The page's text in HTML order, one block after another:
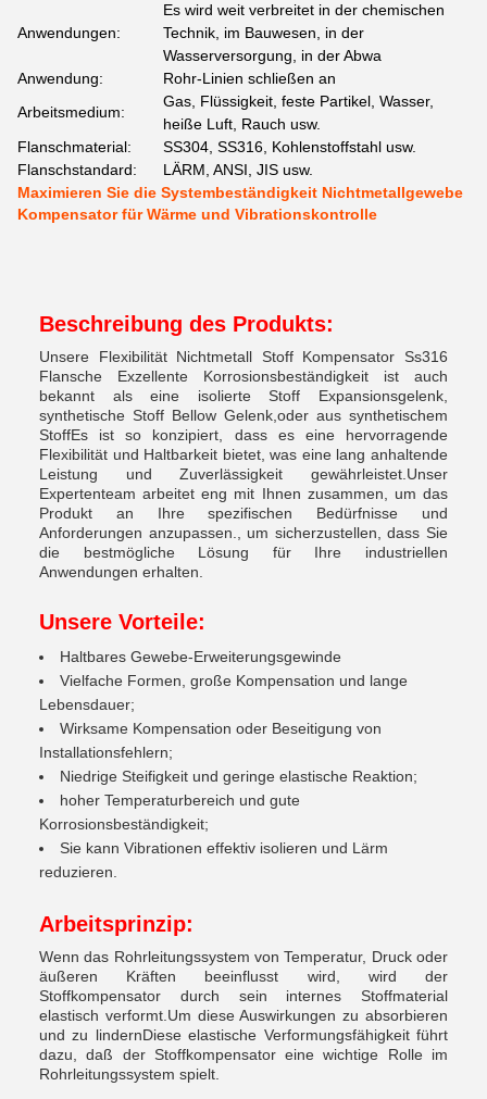
Anwendungen:
Es wird weit verbreitet in der chemischen
Technik, im Bauwesen, in der
Wasserversorgung, in der Abwa
Anwendung:
Rohr-Linien schließen an
Arbeitsmedium:
Gas, Flüssigkeit, feste Partikel, Wasser,
heiße Luft, Rauch usw.
Flanschmaterial:
SS304, SS316, Kohlenstoffstahl usw.
Flanschstandard:
LÄRM, ANSI, JIS usw.
Maximieren Sie die Systembeständigkeit Nichtmetallgewebe
Kompensator für Wärme und Vibrationskontrolle
Beschreibung des Produkts:
Unsere Flexibilität Nichtmetall Stoff Kompensator Ss316
Flansche Exzellente Korrosionsbeständigkeit ist auch
bekannt als eine isolierte Stoff Expansionsgelenk,
synthetische Stoff Bellow Gelenk,oder aus synthetischem
StoffEs ist so konzipiert, dass es eine hervorragende
Flexibilität und Haltbarkeit bietet, was eine lang anhaltende
Leistung und Zuverlässigkeit gewährleistet.Unser
Expertenteam arbeitet eng mit Ihnen zusammen, um das
Produkt an Ihre spezifischen Bedürfnisse und
Anforderungen anzupassen., um sicherzustellen, dass Sie
die bestmögliche Lösung für Ihre industriellen
Anwendungen erhalten.
Unsere Vorteile:
Haltbares Gewebe-Erweiterungsgewinde
Vielfache Formen, große Kompensation und lange
Lebensdauer;
Wirksame Kompensation oder Beseitigung von
Installationsfehlern;
Niedrige Steifigkeit und geringe elastische Reaktion;
hoher Temperaturbereich und gute
Korrosionsbeständigkeit;
Sie kann Vibrationen effektiv isolieren und Lärm
reduzieren.
Arbeitsprinzip:
Wenn das Rohrleitungssystem von Temperatur, Druck oder
äußeren Kräften beeinflusst wird, wird der
Stoffkompensator durch sein internes Stoffmaterial
elastisch verformt.Um diese Auswirkungen zu absorbieren
und zu lindernDiese elastische Verformungsfähigkeit führt
dazu, daß der Stoffkompensator eine wichtige Rolle im
Rohrleitungssystem spielt.